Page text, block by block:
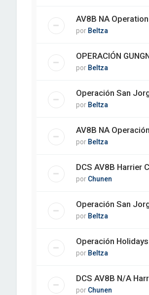
AV8B NA
por Beltza
OPERACIÓN
por Beltza
Operación San
por Beltza
AV8B NA
por Beltza
DCS AV8B Harrier
por Chunen
Operación San
por Beltza
Operación
por Beltza
DCS AV8B N/A
por Chunen